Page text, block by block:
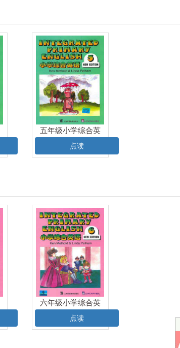
五年级小学综合英
语（上）电子课本
点读
六年级小学综合英
语（上）电子课本
点读